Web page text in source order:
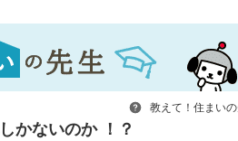
教えて！住まい
かないのか ！？